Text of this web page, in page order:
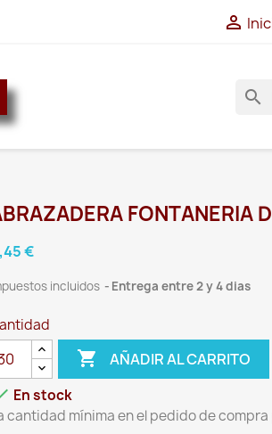

search
FONTANERIA
€
incluidos Entrega entre 2 y 4 dias
 AÑADIR AL CARRITO
En stock
cantidad mínima en el pedido de